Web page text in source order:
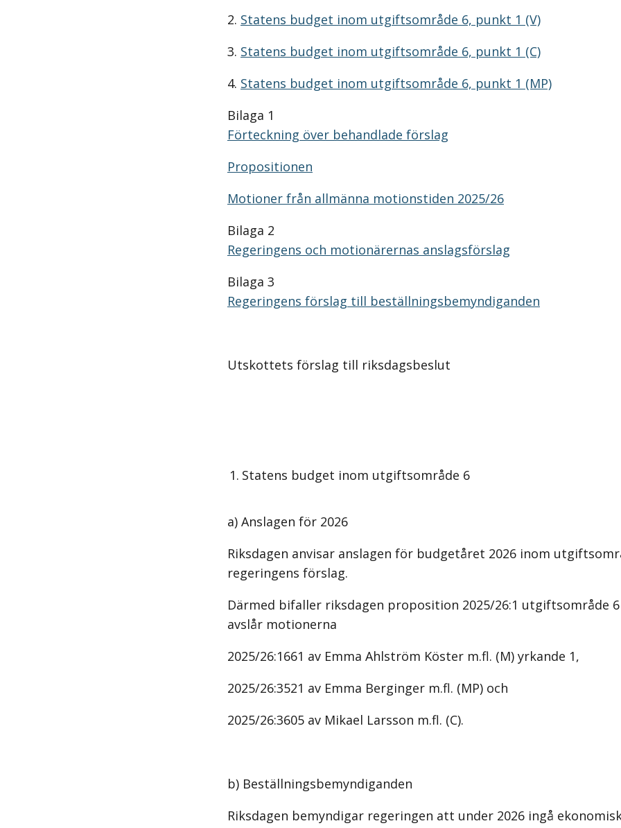
2. Statens budget inom utgiftsområde 6, punkt 1 (V)
3. Statens budget inom utgiftsområde 6, punkt 1 (C)
4. Statens budget inom utgiftsområde 6, punkt 1 (MP)
Bilaga 1
Förteckning över behandlade förslag
Propositionen
Motioner från allmänna motionstiden 2025/26
Bilaga 2
Regeringens och motionärernas anslagsförslag
Bilaga 3
Regeringens förslag till beställningsbemyndiganden
Utskottets förslag till riksdagsbeslut
1. Statens budget inom utgiftsområde 6
a) Anslagen för 2026
Riksdagen anvisar anslagen för budgetåret 2026 inom
regeringens förslag.
Därmed bifaller riksdagen proposition 2025/26:1 utgiftsområde
avslår motionerna
2025/26:1661 av Emma Ahlström Köster m.fl. (M) yrkande 1,
2025/26:3521 av Emma Berginger m.fl. (MP) och
2025/26:3605 av Mikael Larsson m.fl. (C).
b) Beställningsbemyndiganden
Riksdagen bemyndigar regeringen att under 2026 ingå